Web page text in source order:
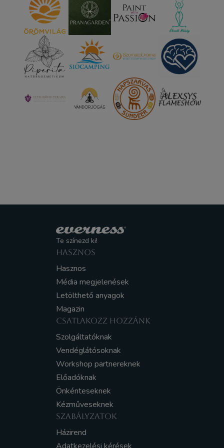
Te színezd ki!
HASZNOS
Hasznos
Média megjelenések
Letölthető anyagok
Magazin
CSATLAKOZZ HOZZÁNK
Szolgáltatóknak
Vendéglátósoknak
Workshop partnereknek
Előadóknak
Önkénteseknek
Kézműveseknek
SZABÁLYZATOK
Házirend